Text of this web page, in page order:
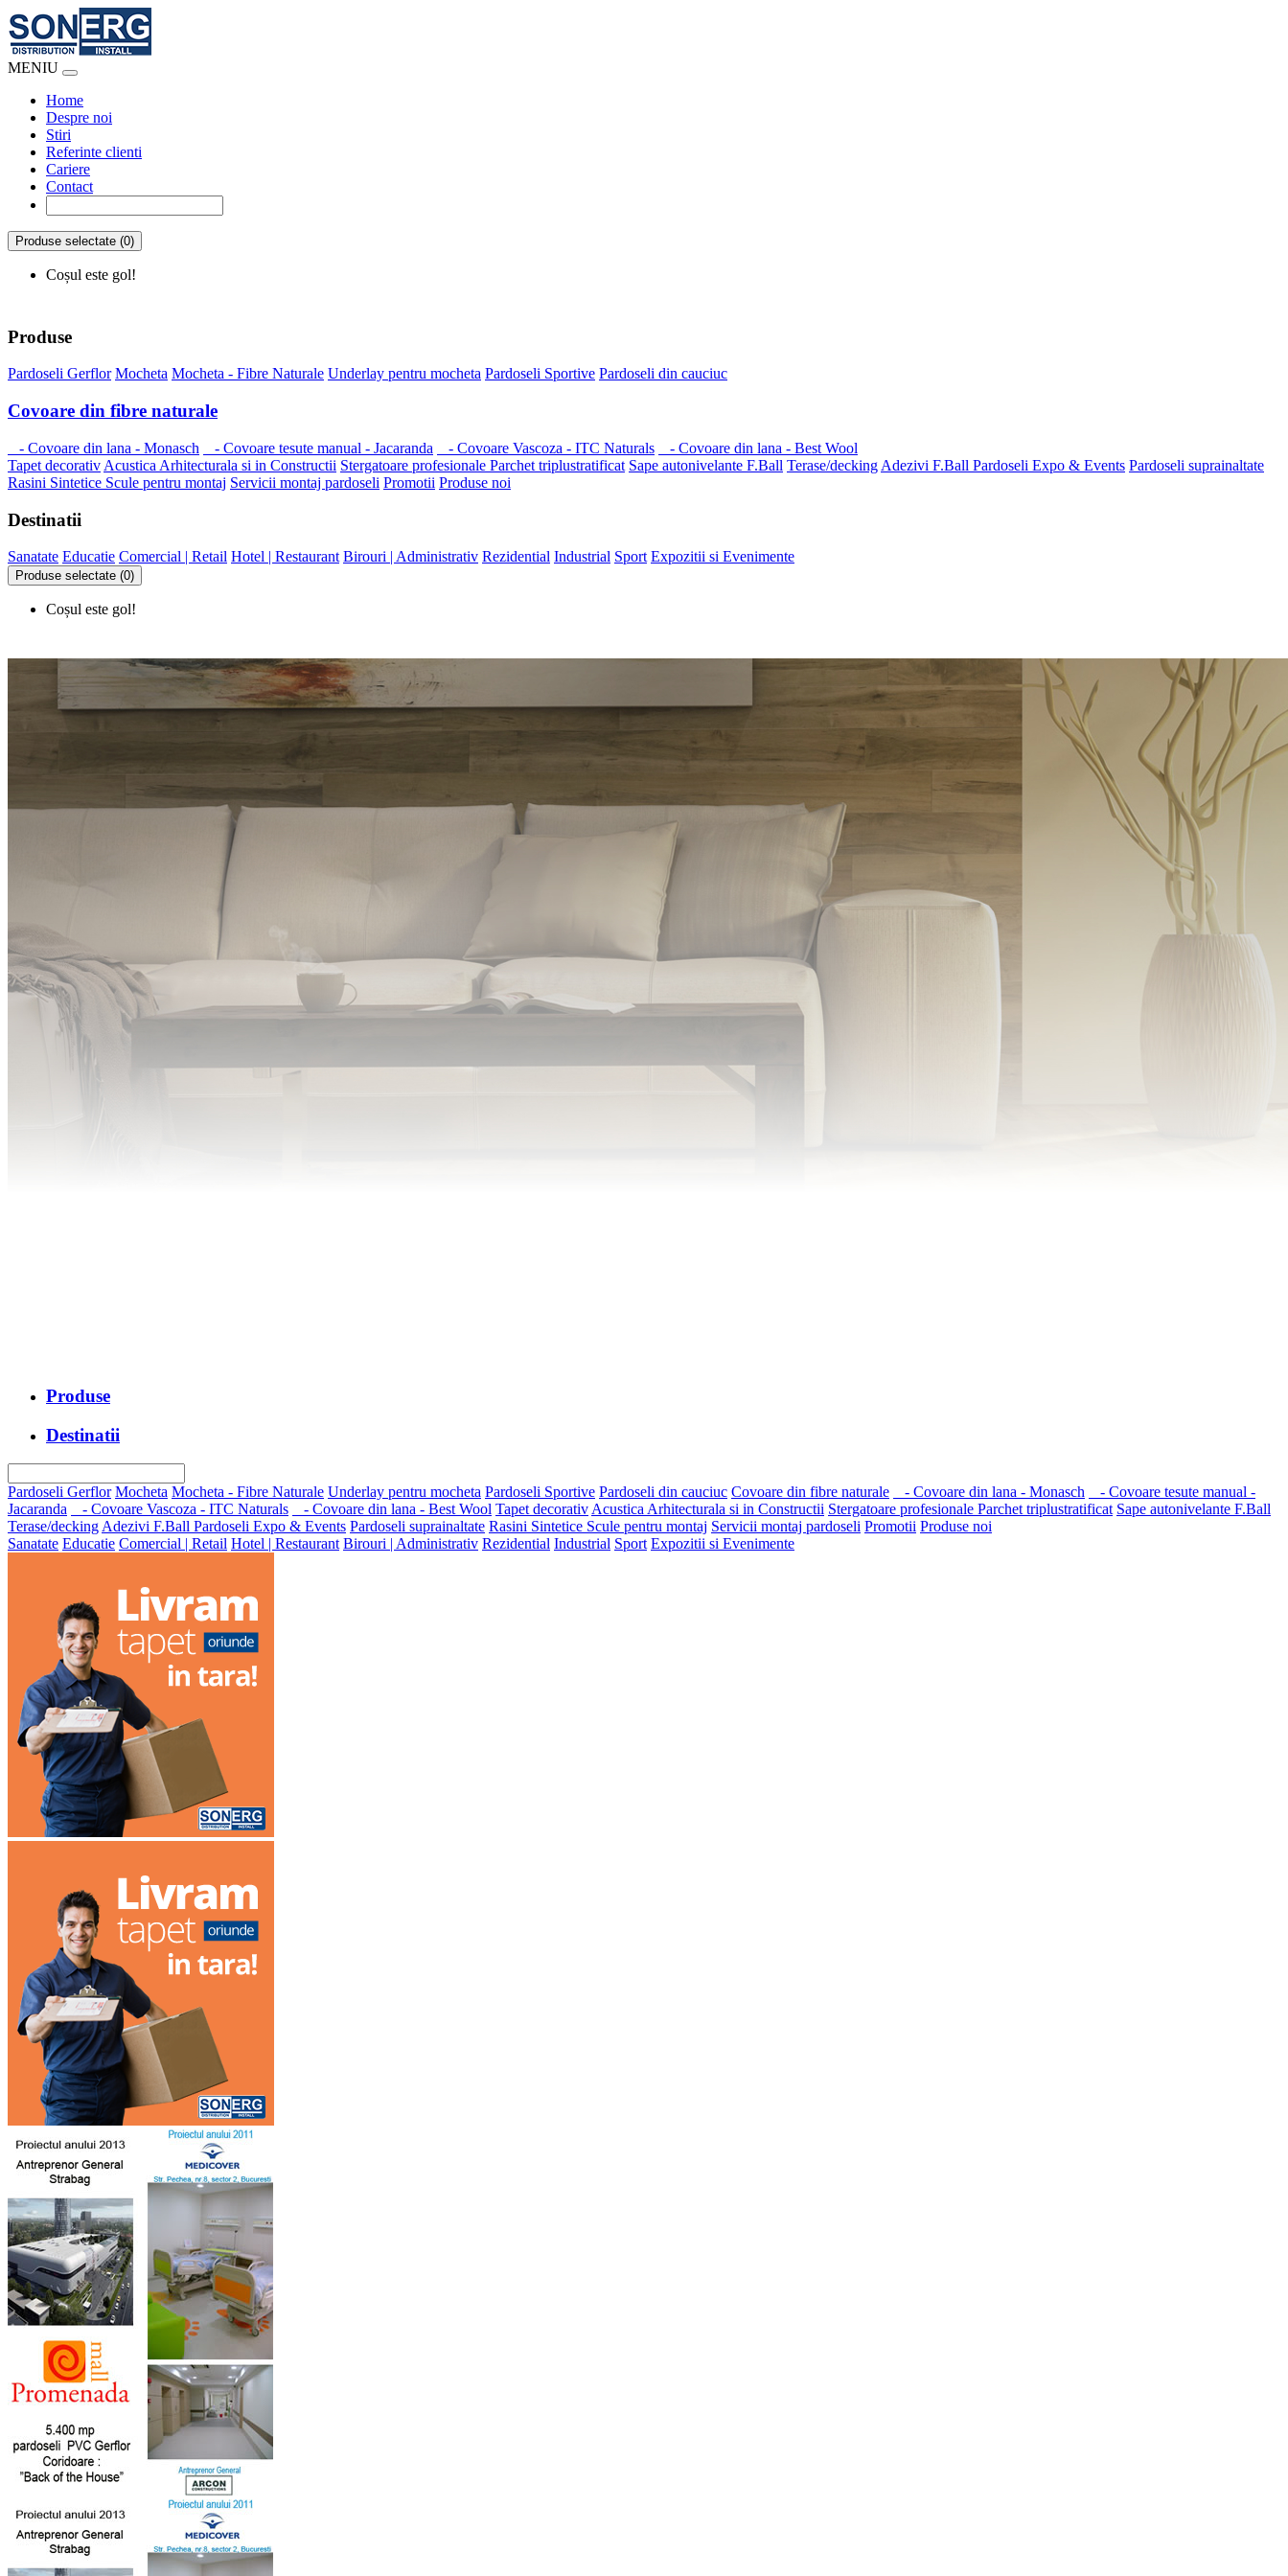
MENIU
Home
Despre noi
Stiri
Referinte clienti
Cariere
Contact
Produse selectate (0)
Coșul este gol!
Produse
Pardoseli Gerflor Mocheta Mocheta - Fibre Naturale Underlay pentru mocheta Pardoseli Sportive Pardoseli din cauciuc
Covoare din fibre naturale
- Covoare din lana - Monasch - Covoare tesute manual - Jacaranda - Covoare Vascoza - ITC Naturals
- Covoare din lana - Best Wool
Tapet decorativ Acustica Arhitecturala si in Constructii Stergatoare profesionale Parchet triplustratificat Sape autonivelante F.Ball Terase/decking Adezivi F.Ball Pardoseli Expo & Events Pardoseli suprainaltate
Rasini Sintetice Scule pentru montaj Servicii montaj pardoseli Promotii Produse noi
Destinatii
Sanatate Educatie Comercial | Retail Hotel | Restaurant Birouri | Administrativ Rezidential Industrial Sport Expozitii si Evenimente
Produse selectate (0)
Coșul este gol!
Produse
Destinatii
Pardoseli Gerflor Mocheta Mocheta - Fibre Naturale Underlay pentru mocheta Pardoseli Sportive Pardoseli din cauciuc Covoare din fibre naturale - Covoare din lana - Monasch
- Covoare tesute manual -
Jacaranda
- Covoare Vascoza - ITC Naturals - Covoare din lana - Best Wool Tapet decorativAcustica Arhitecturala si in Constructii Stergatoare profesionale Parchet triplustratificat Sape autonivelante F.Ball
Terase/deckingAdezivi F.Ball Pardoseli Expo & Events Pardoseli suprainaltate Rasini Sintetice Scule pentru montaj Servicii montaj pardoseli Promotii Produse noi
Sanatate Educatie Comercial | Retail Hotel | Restaurant Birouri | Administrativ Rezidential Industrial Sport Expozitii si Evenimente